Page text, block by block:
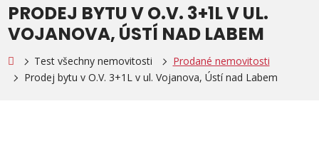
PRODEJ BYTU V O.V. 3+1L V UL.
VOJANOVA, ÚSTÍ NAD LABEM
Test všechny nemovitosti
Prodané nemovitosti
Prodej bytu v O.V. 3+1L v ul. Vojanova, Ústí nad Labem